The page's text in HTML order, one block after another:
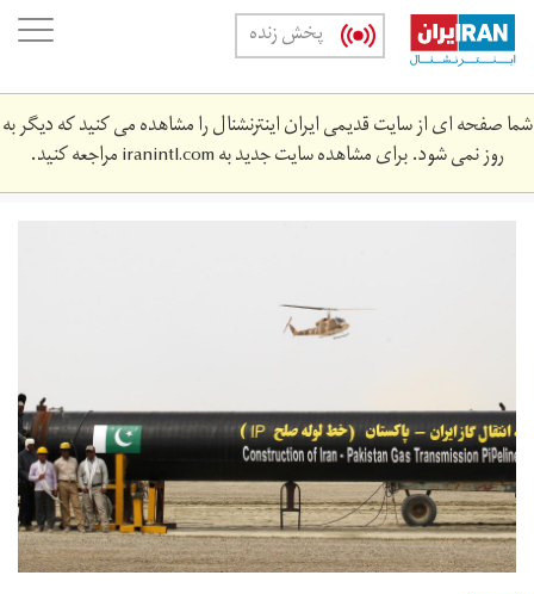
Skip
main
content
پخش زنده
شما صفحه ای از سایت قدیمی ایران اینترنشنال را مشاهده می کنید که دیگر به
روز نمی شود. برای مشاهده سایت جدید بهiranintl.comمراجعه کنید.
2013-
gas.jpg